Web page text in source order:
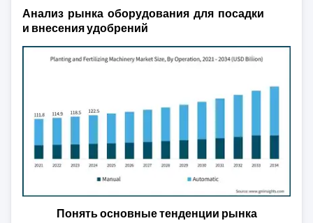
Анализ рынка оборудования для посадки
и внесения удобрений
Понять основные тенденции рынка